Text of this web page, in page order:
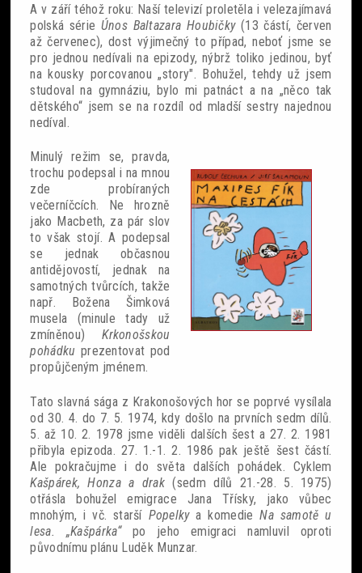
A v září téhož roku: Naší televizí proletěla i velezajímavá
polská série Únos Baltazara Houbičky (13 částí, červen
až červenec), dost výjimečný to případ, neboť jsme se
pro jednou nedívali na epizody, nýbrž toliko jedinou, byť
na kousky porcovanou „story". Bohužel, tehdy už jsem
studoval na gymnáziu, bylo mi patnáct a na „něco tak
dětského“ jsem se na rozdíl od mladší sestry najednou
nedíval.
Minulý režim se, pravda,
trochu podepsal i na mnou
zde probíraných
večerníčcích. Ne hrozně
jako Macbeth, za pár slov
to však stojí. A podepsal
se jednak občasnou
antidějovostí, jednak na
samotných tvůrcích, takže
např. Božena Šimková
musela (minule tady už
zmíněnou)Krkonošskou
pohádku prezentovat pod
propůjčeným jménem.
Tato slavná sága z Krakonošových hor se poprvé vysílala
od 30. 4. do 7. 5. 1974, kdy došlo na prvních sedm dílů.
5. až 10. 2. 1978 jsme viděli dalších šest a 27. 2. 1981
přibyla epizoda. 27. 1.-1. 2. 1986 pak ještě šest částí.
Ale pokračujme i do světa dalších pohádek. Cyklem
Kašpárek, Honza a drak(sedm dílů 21.-28. 5. 1975)
otřásla bohužel emigrace Jana Třísky, jako vůbec
mnohým, i vč. starší Popelkya komedieNa samotě u
lesa. „Kašpárka“ po jeho emigraci namluvil oproti
původnímu plánu Luděk Munzar.